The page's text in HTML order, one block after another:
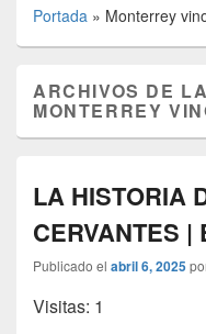
Portada » Monterrey
ARCHIVOS DE
MONTERREY
LA HISTORIA
CERVANTES |
Publicado el abril 6, 2025
Visitas: 1